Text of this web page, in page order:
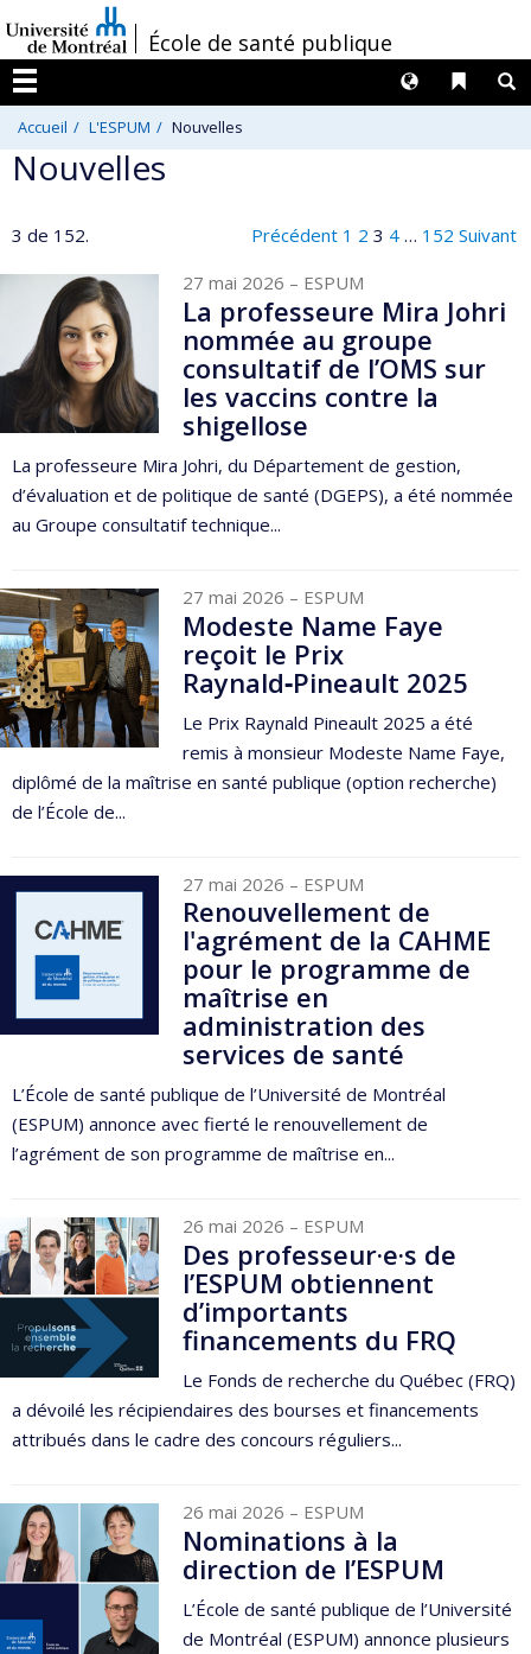
au
contenu
/École de santé publique
Menu
Liens
Langues
Accueil L'ESPUM Nouvelles
Nouvelles
3 de 152. Précédent 1 2 3 4 … 152 Suivant
27 mai 2026 – ESPUM
La professeure Mira Johri
nommée au groupe
consultatif de l’OMS sur
les vaccins contre la
shigellose
La professeure Mira Johri, du Département de gestion,
d’évaluation et de politique de santé (DGEPS), a été nommée
au Groupe consultatif technique...
27 mai 2026 – ESPUM
Modeste Name Faye
reçoit le Prix
Raynald‑Pineault 2025
Le Prix Raynald Pineault 2025 a été
remis à monsieur Modeste Name Faye,
diplômé de la maîtrise en santé publique (option recherche)
de l’École de...
27 mai 2026 – ESPUM
Renouvellement de
l'agrément de la CAHME
pour le programme de
maîtrise en
administration des
services de santé​
L’École de santé publique de l’Université de Montréal
(ESPUM) annonce avec fierté le renouvellement de
l’agrément de son programme de maîtrise en...
26 mai 2026 – ESPUM
Des professeur·e·s de
l’ESPUM obtiennent
d’importants
financements du FRQ
Le Fonds de recherche du Québec (FRQ)
a dévoilé les récipiendaires des bourses et financements
attribués dans le cadre des concours réguliers...
26 mai 2026 – ESPUM
Nominations à la
direction de l’ESPUM
L’École de santé publique de l’Université
de Montréal (ESPUM) annonce plusieurs